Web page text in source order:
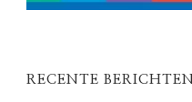
RECENTE BERICHTEN